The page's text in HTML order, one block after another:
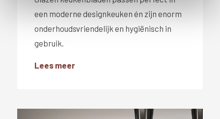
een moderne designkeuken én zijn enorm
onderhoudsvriendelijk en hygiënisch in
gebruik.
Lees meer
#}